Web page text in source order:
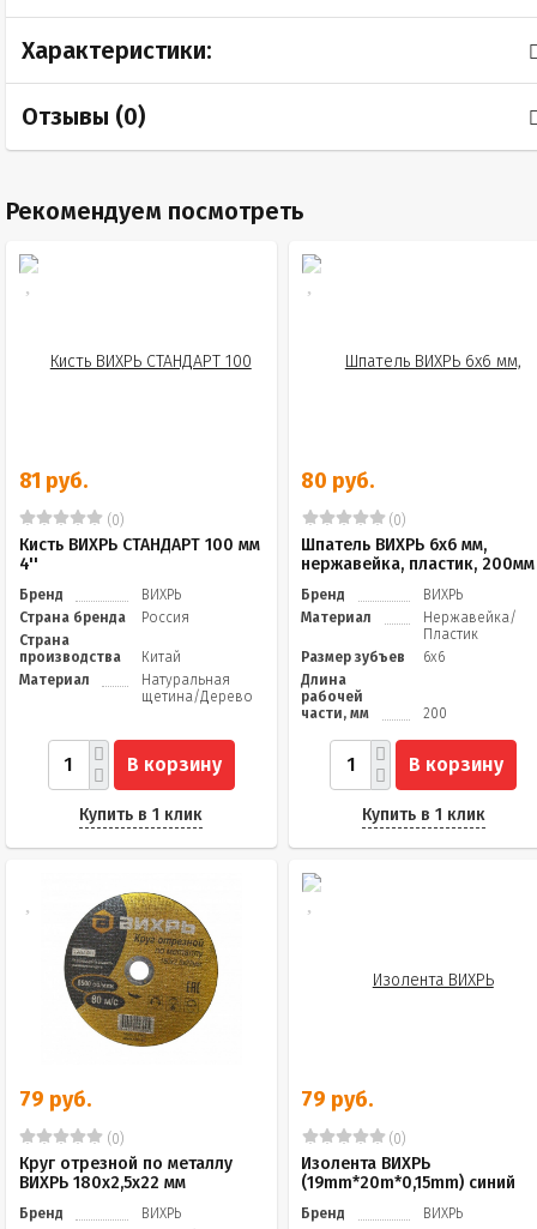
Характеристики:
Отзывы (0)
Рекомендуем посмотреть
81 руб.
(0)
Кисть ВИХРЬ СТАНДАРТ 100 мм
4''
Бренд
ВИХРЬ
Страна бренда
Россия
Страна
производства
Китай
Материал
Натуральная
щетина/Дерево
В корзину
Купить в 1 клик
80 руб.
(0)
Шпатель ВИХРЬ 6х6 мм,
нержавейка, пластик, 200мм
Бренд
ВИХРЬ
Материал
Нержавейка/
Пластик
Размер зубъев
6х6
Длина
рабочей
части, мм
200
В корзину
Купить в 1 клик
79 руб.
(0)
Круг отрезной по металлу
ВИХРЬ 180х2,5х22 мм
Бренд
ВИХРЬ
79 руб.
(0)
Изолента ВИХРЬ
(19mm*20m*0,15mm) синий
Бренд
ВИХРЬ